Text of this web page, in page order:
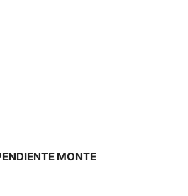
MONTE